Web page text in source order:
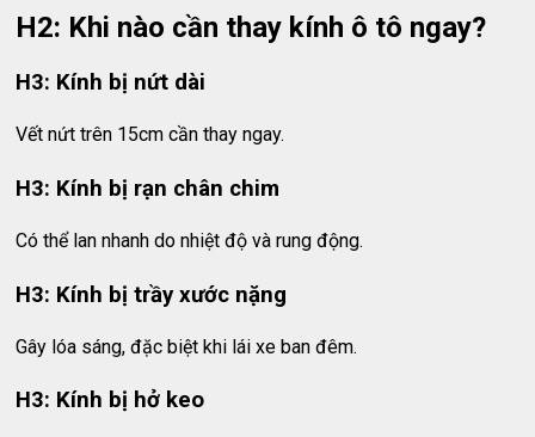
H2: Khi nào cần thay kính ô tô ngay?
H3: Kính bị nứt dài
Vết nứt trên 15cm cần thay ngay.
H3: Kính bị rạn chân chim
Có thể lan nhanh do nhiệt độ và rung động.
H3: Kính bị trầy xước nặng
Gây lóa sáng, đặc biệt khi lái xe ban đêm.
H3: Kính bị hở keo